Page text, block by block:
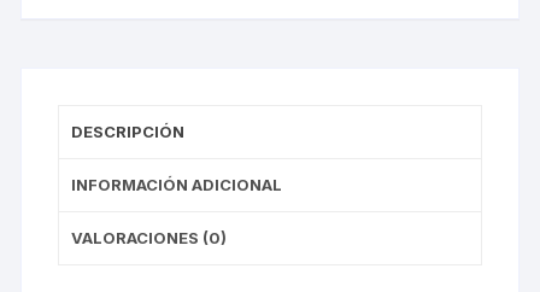
DESCRIPCIÓN
INFORMACIÓN ADICIONAL
VALORACIONES (0)